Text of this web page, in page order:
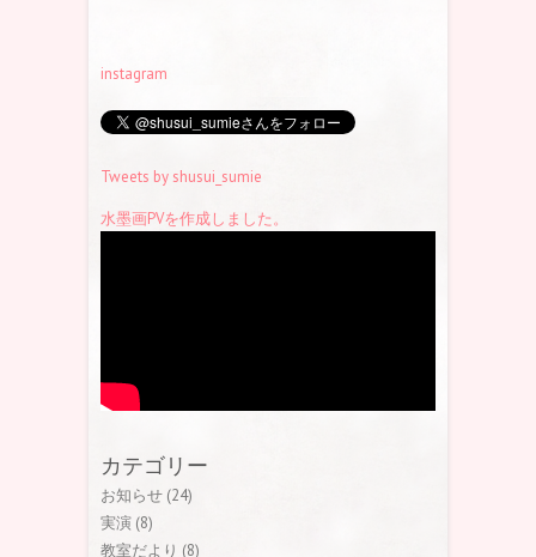
instagram
Tweets by shusui_sumie
水墨画PVを作成しました。
カテゴリー
お知らせ (24)
実演 (8)
教室だより (8)